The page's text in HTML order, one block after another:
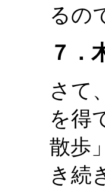
るの
７．
さて
を得
散歩
き続